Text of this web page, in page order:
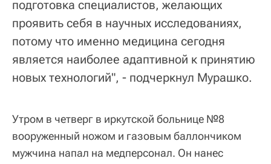
подготовка специалистов, желающих
проявить себя в научных исследованиях,
потому что именно медицина сегодня
является наиболее адаптивной к принятию
новых технологий", - подчеркнул Мурашко.
Утром в четверг в иркутской больнице №8
вооруженный ножом и газовым баллончиком
мужчина напал на медперсонал. Он нанес